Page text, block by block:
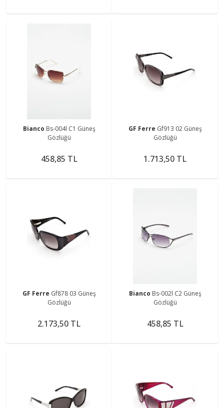
Bianco Bs-004l C1 Güneş
Gözlüğü
458,85 TL
GF Ferre Gf913 02 Güneş
Gözlüğü
1.713,50 TL
GF Ferre Gf878 03 Güneş
Gözlüğü
2.173,50 TL
Bianco Bs-002l C2 Güneş
Gözlüğü
458,85 TL